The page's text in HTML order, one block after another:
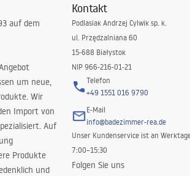
auf dem
um neue,
Wir
Import von
Auf
Produkte
und
Kontakt
Podlasiak Andrzej Cylwik sp. k.
ul. Przędzalniana 60
15-688 Białystok
NIP 966-216-01-21
Telefon
+49 1551 016 9790
E-Mail
info@badezimmer-rea.de
Unser Kundenservice ist an
7:00–15:30
Folgen Sie uns